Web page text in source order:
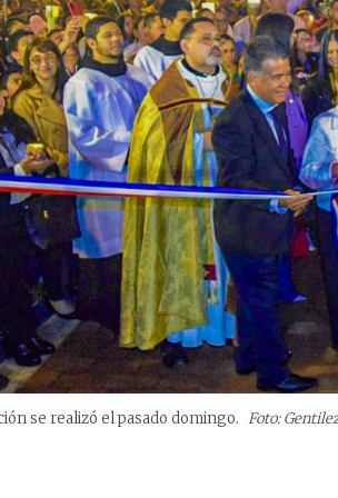
se realizó el pasado domingo. Foto: